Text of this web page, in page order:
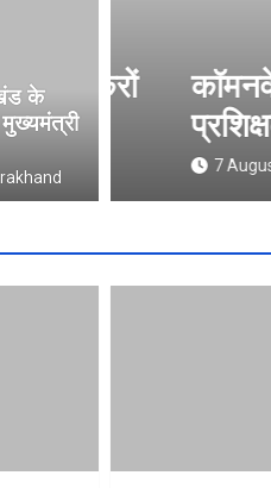
के
कॉमनवेल्थ
7 August 2026